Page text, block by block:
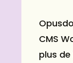
CMS
plus de